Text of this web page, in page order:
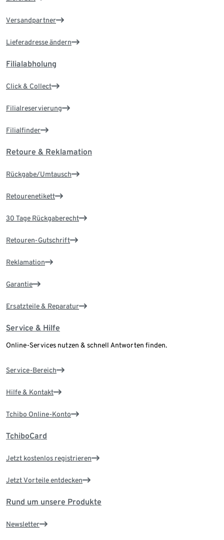
Versandpartner
Lieferadresse ändern
Filialabholung
Click & Collect
Filialreservierung
Filialfinder
Retoure & Reklamation
Rückgabe/Umtausch
Retourenetikett
30 Tage Rückgaberecht
Retouren-Gutschrift
Reklamation
Garantie
Ersatzteile & Reparatur
Service & Hilfe
Online-Services nutzen & schnell Antworten finden.
Service-Bereich
Hilfe & Kontakt
Tchibo Online-Konto
TchiboCard
Jetzt kostenlos registrieren
Jetzt Vorteile entdecken
Rund um unsere Produkte
Newsletter